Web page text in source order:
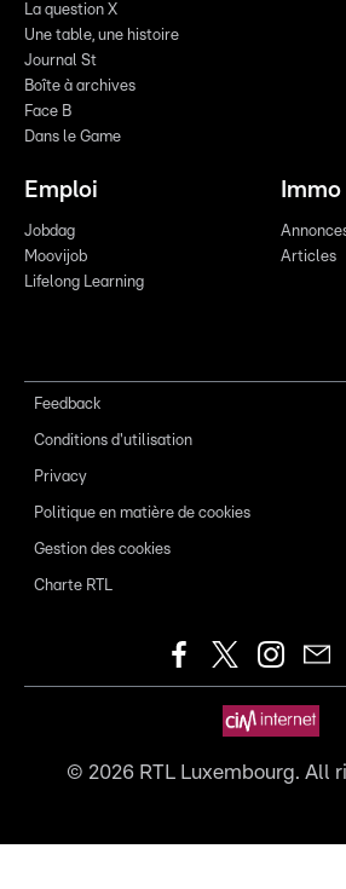
La question X
Une table, une histoire
Journal St
Boîte à archives
Face B
Dans le Game
Emploi
Jobdag
Moovijob
Lifelong Learning
Immo
Articles
Feedback
Conditions d'utilisation
Privacy
Politique en matière de cookies
Gestion des cookies
Charte RTL
© 2026RTL Luxembourg. All